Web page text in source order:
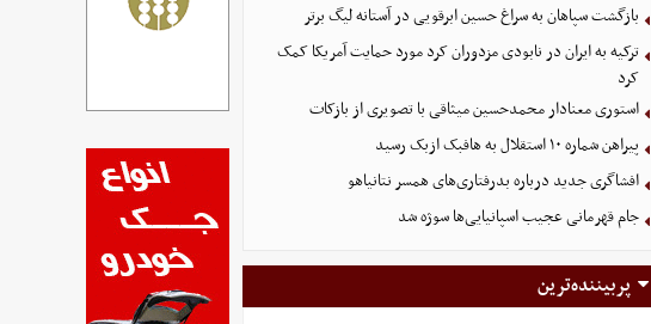
بازگشت سپاهان به سراغ حسین ابرقویی در آستانه لیگ برتر
ترکیه به ایران در نابودی مزدوران کرد مورد حمایت آمریکا کمک
کرد
استوری معنادار محمدحسین میثاقی با تصویری از بازکات
پیراهن شماره ۱۰ استقلال به هافبک ازبک رسید
افشاگری جدید درباره بدرفتاری‌های همسر نتانیاهو
جام قهرمانی عجیب اسپانیایی‌ها سوژه شد
پربیننده‌ترین